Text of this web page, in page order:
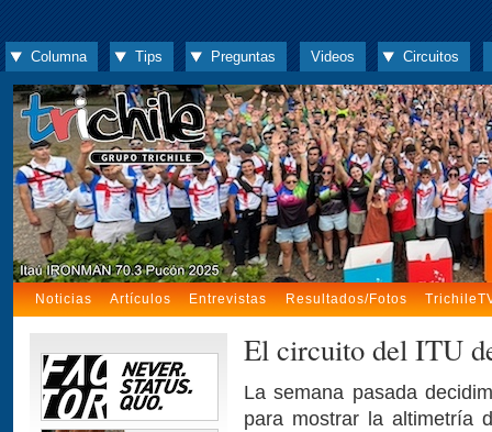
Columna Tips Preguntas Videos Circuitos
Noticias Artículos Entrevistas Resultados/Fotos
El circuito del ITU
La semana pasada
para mostrar la altimetría